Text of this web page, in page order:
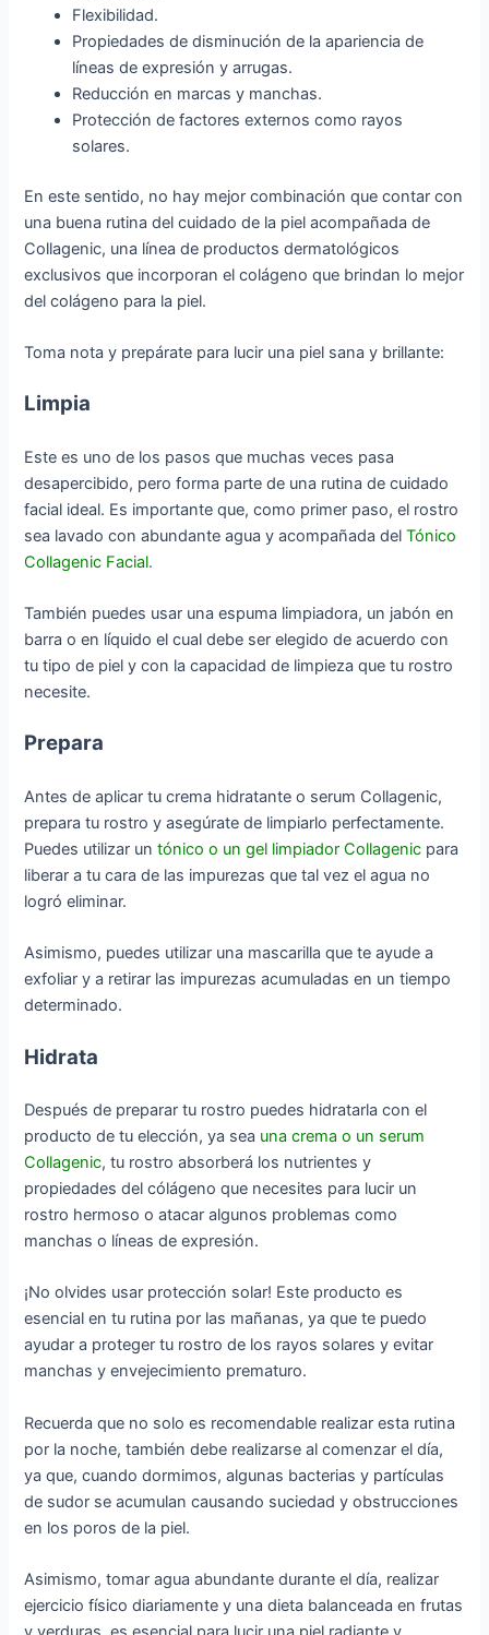
Flexibilidad.
Propiedades de disminución de la apariencia de
líneas de expresión y arrugas.
Reducción en marcas y manchas.
Protección de factores externos como rayos
solares.
En este sentido, no hay mejor combinación que contar con
una buena rutina del cuidado de la piel acompañada de
Collagenic, una línea de productos dermatológicos
exclusivos que incorporan el colágeno que brindan lo mejor
del colágeno para la piel.
Toma nota y prepárate para lucir una piel sana y brillante:
Limpia
Este es uno de los pasos que muchas veces pasa
desapercibido, pero forma parte de una rutina de cuidado
facial ideal. Es importante que, como primer paso, el rostro
sea lavado con abundante agua y acompañada delTónico
Collagenic Facial.
También puedes usar una espuma limpiadora, un jabón en
barra o en líquido el cual debe ser elegido de acuerdo con
tu tipo de piel y con la capacidad de limpieza que tu rostro
necesite.
Prepara
Antes de aplicar tu crema hidratante o serum Collagenic,
prepara tu rostro y asegúrate de limpiarlo perfectamente.
Puedes utilizar untónico o un gel limpiador Collagenic para
liberar a tu cara de las impurezas que tal vez el agua no
logró eliminar.
Asimismo, puedes utilizar una mascarilla que te ayude a
exfoliar y a retirar las impurezas acumuladas en un tiempo
determinado.
Hidrata
Después de preparar tu rostro puedes hidratarla con el
producto de tu elección, ya sea una crema o un serum
Collagenic, tu rostro absorberá los nutrientes y
propiedades del cólágeno que necesites para lucir un
rostro hermoso o atacar algunos problemas como
manchas o líneas de expresión.
¡No olvides usar protección solar! Este producto es
esencial en tu rutina por las mañanas, ya que te puedo
ayudar a proteger tu rostro de los rayos solares y evitar
manchas y envejecimiento prematuro.
Recuerda que no solo es recomendable realizar esta rutina
por la noche, también debe realizarse al comenzar el día,
ya que, cuando dormimos, algunas bacterias y partículas
de sudor se acumulan causando suciedad y obstrucciones
en los poros de la piel.
Asimismo, tomar agua abundante durante el día, realizar
ejercicio físico diariamente y una dieta balanceada en frutas